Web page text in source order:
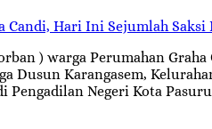
) warga Perumahan
Karangasem,
Negeri Kota